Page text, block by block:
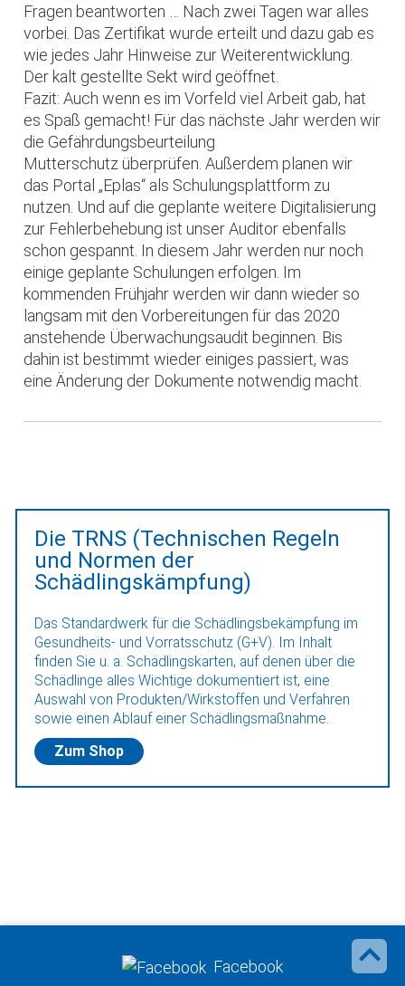
Fragen beantworten … Nach zwei Tagen war alles
vorbei. Das Zertifikat wurde erteilt und dazu gab es
wie jedes Jahr Hinweise zur Weiterentwicklung.
Der kalt gestellte Sekt wird geöffnet.
Fazit: Auch wenn es im Vorfeld viel Arbeit gab, hat
es Spaß gemacht! Für das nächste Jahr werden wir
die Gefährdungsbeurteilung
Mutterschutz überprüfen. Außerdem planen wir
das Portal „Eplas“ als Schulungsplattform zu
nutzen. Und auf die geplante weitere Digitalisierung
zur Fehlerbehebung ist unser Auditor ebenfalls
schon gespannt. In diesem Jahr werden nur noch
einige geplante Schulungen erfolgen. Im
kommenden Frühjahr werden wir dann wieder so
langsam mit den Vorbereitungen für das 2020
anstehende Überwachungsaudit beginnen. Bis
dahin ist bestimmt wieder einiges passiert, was
eine Änderung der Dokumente notwendig macht.
Die TRNS (Technischen Regeln
und Normen der
Schädlingskämpfung)
Das Standardwerk für die Schädlingsbekämpfung im
Gesundheits- und Vorratsschutz (G+V). Im Inhalt
finden Sie u. a. Schädlingskarten, auf denen über die
Schädlinge alles Wichtige dokumentiert ist, eine
Auswahl von Produkten/Wirkstoffen und Verfahren
sowie einen Ablauf einer Schädlingsmaßnahme.
Zum Shop
Facebook